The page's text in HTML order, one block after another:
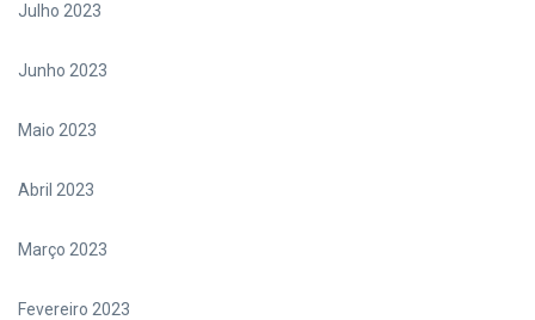
Julho 2023
Junho 2023
Maio 2023
Abril 2023
Março 2023
Fevereiro 2023